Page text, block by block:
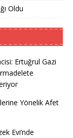
Oldu
Ertuğrul Gazi
Yönelik Afet
Evi’nde